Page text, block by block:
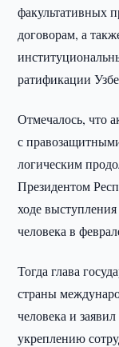
факультативных
договорам, а
ратификации
Отмечалось, что
с
логическим
Президентом
ходе
человека в
Тогда глава
страны
человека и
укреплению